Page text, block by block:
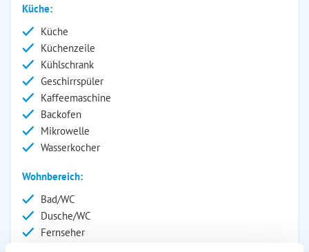
Küche:
Küche
Küchenzeile
Kühlschrank
Geschirrspüler
Kaffeemaschine
Backofen
Mikrowelle
Wasserkocher
Wohnbereich:
Bad/WC
Dusche/WC
Fernseher